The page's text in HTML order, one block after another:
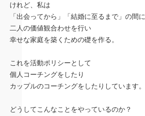
けれど、私は
「出会ってから」「結婚に至るまで」の間に
二人の価値観合わせを行い
幸せな家庭を築くための礎を作る。
これを活動ポリシーとして
個人コーチングをしたり
カップルのコーチングをしたりしています。
どうしてこんなことをやっているのか？